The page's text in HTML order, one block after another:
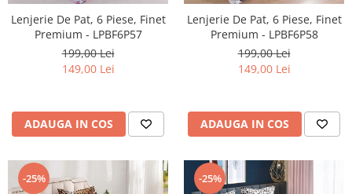
Lenjerie De Pat, 6 Piese, Finet
Premium - LPBF6P57
199,00 Lei
149,00 Lei
ADAUGA IN COS
Lenjerie De Pat, 6 Piese, Finet
Premium - LPBF6P58
199,00 Lei
149,00 Lei
ADAUGA IN COS
-25% -25%